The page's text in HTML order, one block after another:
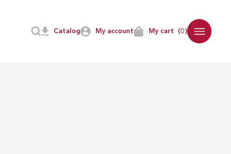
My account My cart (0)
Catalog